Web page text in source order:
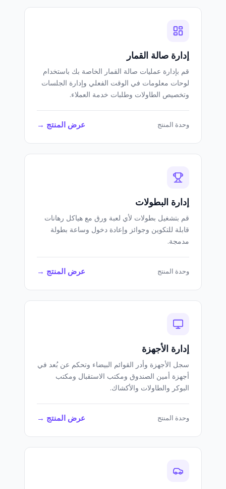
إدارة صالة القمار
قم بإدارة عمليات صالة القمار الخاصة بك باستخدام
لوحات معلومات في الوقت الفعلي وإدارة الجلسات
وتخصيص الطاولات وطلبات خدمة العملاء.
وحدة المنتج عرض المنتج →
إدارة البطولات
قم بتشغيل بطولات لأي لعبة ورق مع هياكل رهانات
قابلة للتكوين وجوائز وإعادة دخول وساعة بطولة
مدمجة.
وحدة المنتج عرض المنتج →
إدارة الأجهزة
سجل الأجهزة وأدر القوائم البيضاء وتحكم عن بُعد في
أجهزة أمين الصندوق ومكتب الاستقبال ومكتب
البوكر والطاولات والأكشاك.
وحدة المنتج عرض المنتج →